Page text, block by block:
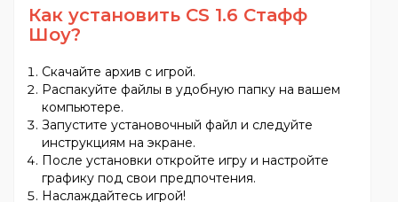
Как установить CS 1.6 Стафф
Шоу?
Скачайте архив с игрой.
Распакуйте файлы в удобную папку на вашем
компьютере.
Запустите установочный файл и следуйте
инструкциям на экране.
После установки откройте игру и настройте
графику под свои предпочтения.
Наслаждайтесь игрой!